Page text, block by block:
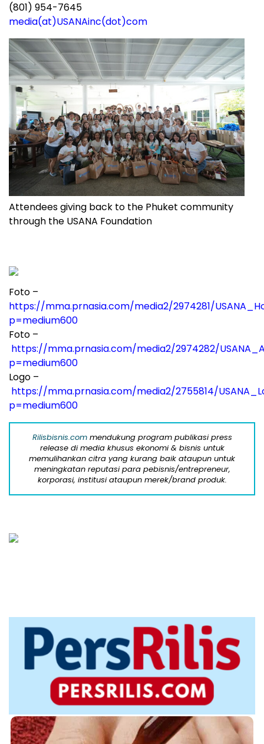
(801) 954-7645
media(at)USANAinc(dot)com
Attendees giving back to the Phuket community
through the USANA Foundation
Foto –
https://mma.prnasia.com/media2/2974281/
p=medium600
Foto –
https://mma.prnasia.com/media2/2974282/
p=medium600
Logo –
https://mma.prnasia.com/media2/2755814/
p=medium600
Rilisbisnis.commendukung program publikasi press
release di media khusus ekonomi & bisnis untuk
memulihankan citra yang kurang baik ataupun untuk
meningkatan reputasi para pebisnis/entrepreneur,
korporasi, institusi ataupun merek/brand produk.